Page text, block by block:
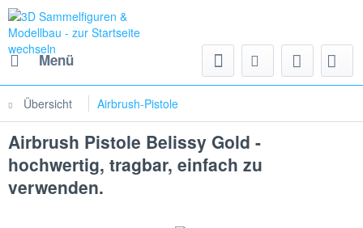
Menü
Übersicht Airbrush-Pistole
Airbrush Pistole Belissy Gold -
hochwertig, tragbar, einfach zu
verwenden.